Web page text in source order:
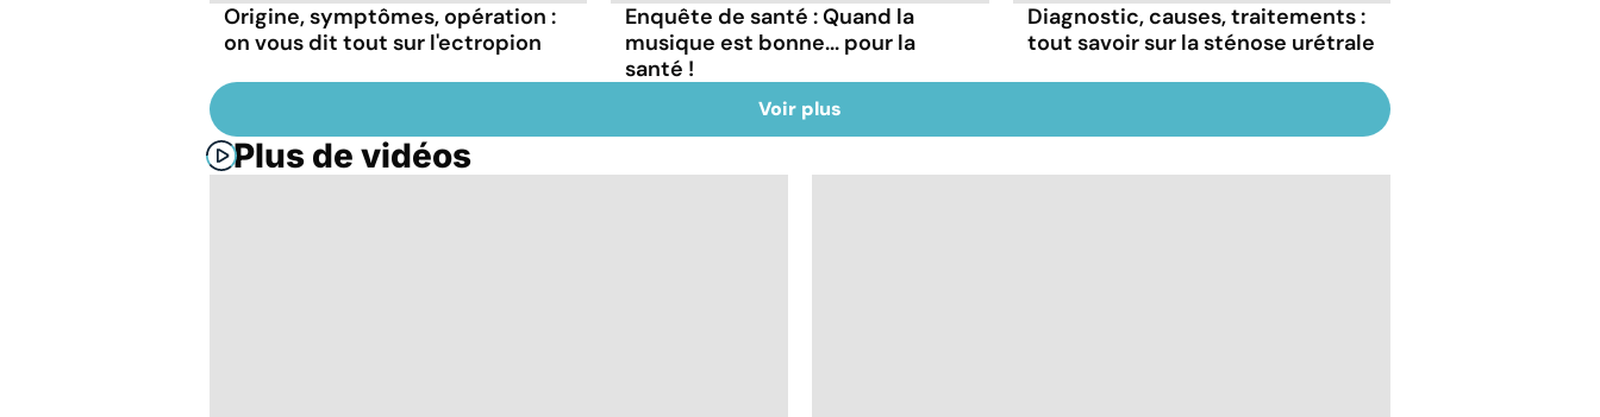
Origine, symptômes, opération :
on vous dit tout sur l'ectropion
Enquête de santé : Quand la
musique est bonne... pour la
santé !
Diagnostic, causes, traitements :
tout savoir sur la sténose urétrale
Voir plus
Plus de vidéos